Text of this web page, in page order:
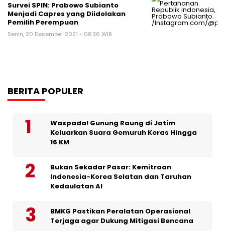
Survei SPIN: Prabowo Subianto
Menjadi Capres yang Diidolakan
Pemilih Perempuan
Senin, 20 Desember 2021 - 08:36 WIB
BERITA POPULER
Waspada! Gunung Raung di Jatim
Keluarkan Suara Gemuruh Keras Hingga
16 KM
Bukan Sekadar Pasar: Kemitraan
Indonesia-Korea Selatan dan Taruhan
Kedaulatan AI
BMKG Pastikan Peralatan Operasional
Terjaga agar Dukung Mitigasi Bencana